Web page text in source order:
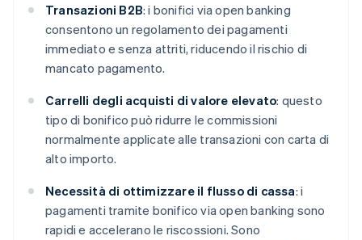
Transazioni B2B: i bonifici via open banking
consentono un regolamento dei pagamenti
immediato e senza attriti, riducendo il rischio di
mancato pagamento.
Carrelli degli acquisti di valore elevato: questo
tipo di bonifico può ridurre le commissioni
normalmente applicate alle transazioni con carta di
alto importo.
Necessità di ottimizzare il flusso di cassa: i
pagamenti tramite bonifico via open banking sono
rapidi e accelerano le riscossioni. Sono